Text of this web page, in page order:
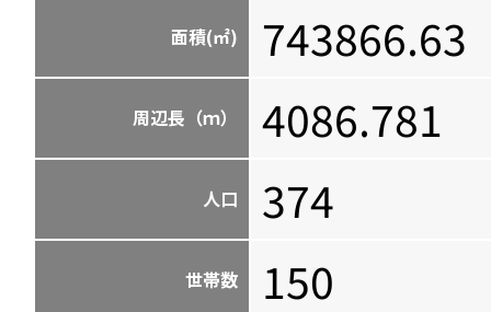
面積(㎡) 743866.63
周辺長（ｍ） 4086.781
人口 374
世帯数 150